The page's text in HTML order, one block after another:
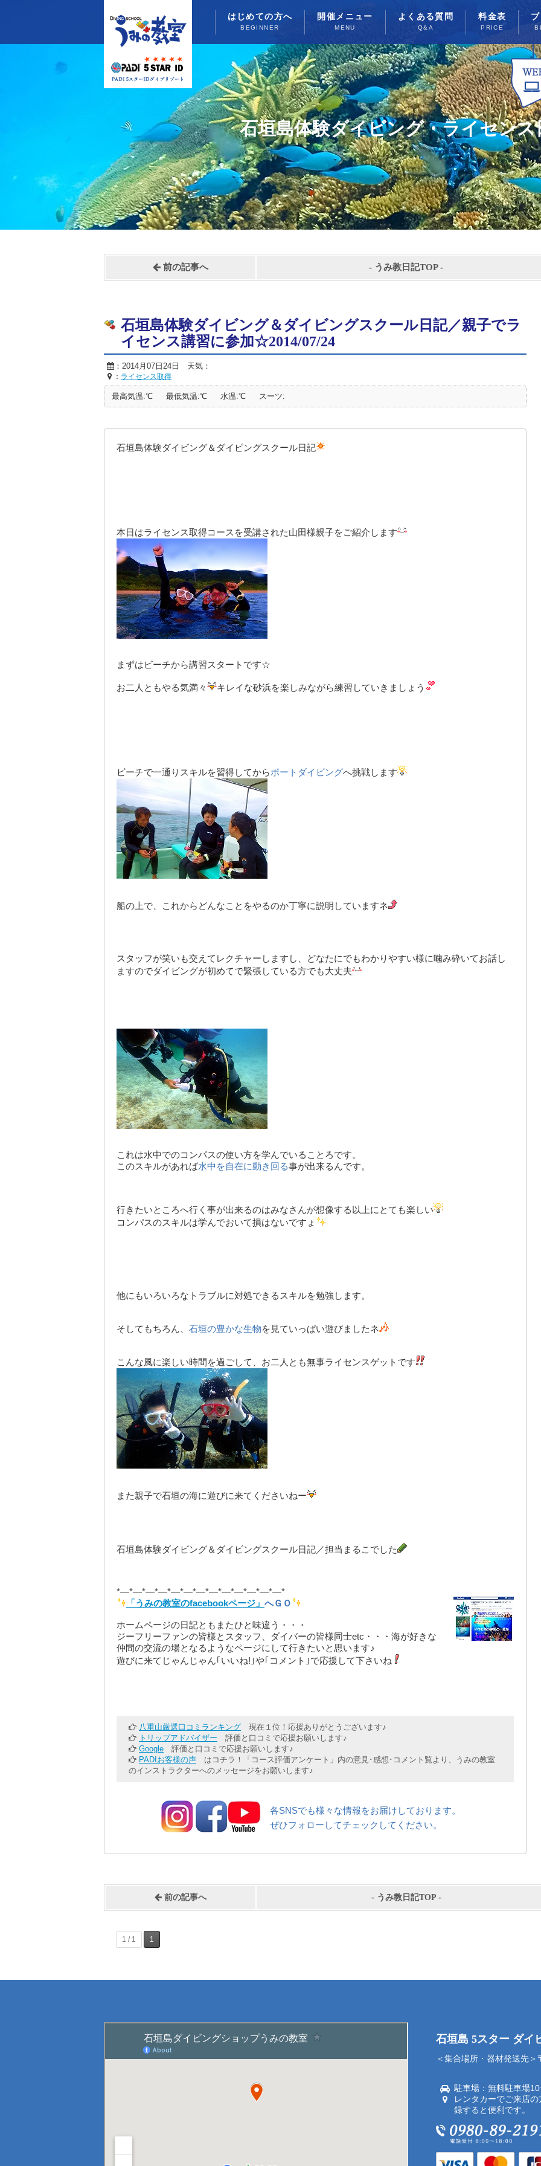
はじめての方へ
BEGINNER
開催メニュー
MENU
よくある質問
Q&A
料金表
PRICE
石垣島体験ダイビング・ライセンス
前の記事へ - うみ教日記TOP-
石垣島体験ダイビング＆ダイビングスクール日記／親子でラ
イセンス講習に参加☆2014/07/24
：2014月07日24日 天気：
： ライセンス取得
最高気温:℃ 最低気温:℃ 水温:℃ スーツ:
石垣島体験ダイビング＆ダイビングスクール日記
本日はライセンス取得コースを受講された山田様親子をご紹介します
まずはビーチから講習スタートです☆
お二人ともやる気満々 キレイな砂浜を楽しみながら練習していきましょう
ビーチで一通りスキルを習得してからボートダイビングへ挑戦します
船の上で、これからどんなことをやるのか丁寧に説明していますネ
スタッフが笑いも交えてレクチャーしますし、
どなたにでもわかりやすい様に噛み砕いてお話し
ますのでダイビングが初めてで緊張している方でも大丈夫
これは水中でのコンパスの使い方を学んでいることろです。
このスキルがあれば水中を自在に動き回る事が出来るんです。
行きたいところへ行く事が出来るのはみなさんが想像する以上にとても楽しい
コンパスのスキルは学んでおいて損はないですょ
他にもいろいろなトラブルに対処できるスキルを勉強します。
そしてもちろん、 石垣の豊かな生物を見ていっぱい遊びましたネ
こんな風に楽しい時間を過ごして、お二人とも無事ライセンスゲットです
また親子で石垣の海に遊びに来てくださいねー
石垣島体験ダイビング＆ダイビングスクール日記／担当まるこでした
*—*—*—*—*—*—*—*—*—*—*—*—*—*
「うみの教室のfacebookページ」 へＧＯ
ホームページの日記ともまたひと味違う・・・
ジーフリーファンの皆様とスタッフ、ダイバーの皆様同士etc・・・海が好きな
仲間の交流の場となるようなページにして行きたいと思います♪
遊びに来てじゃんじゃん｢いいね!｣や｢コメント｣で応援して下さいね
八重山厳選口コミランキング 現在１位！応援ありがとうございます♪
トリップアドバイザー 評価と口コミで応援お願いします♪
Google 評価と口コミで応援お願いします♪
PADIお客様の声 はコチラ！「コース評価アンケート」内の意見･感想･コメント覧より、うみの教室
のインストラクターへのメッセージをお願いします♪
各SNSでも様々な情報をお届けしております。
ぜひフォローしてチェックしてください。
前の記事へ - うみ教日記TOP-
1 / 1 1
石垣島 5スター ダイ
＜集合場所・器材発送先
駐車場：無料駐車場10
レンタカーでご来店
録すると便利です。